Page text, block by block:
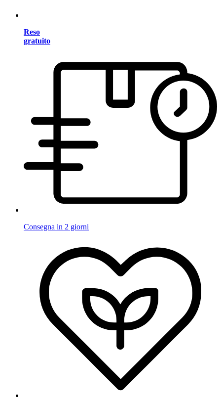
Reso
gratuito
Consegna in 2 giorni